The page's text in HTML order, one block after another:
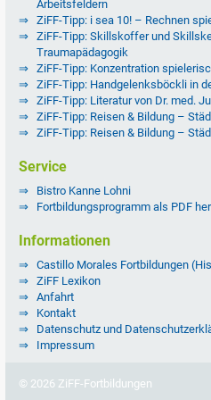
Arbeitsfeldern
ZiFF-Tipp: i sea 10! – Rechnen
ZiFF-Tipp: Skillskoffer und
Traumapädagogik
ZiFF-Tipp: Konzentration
ZiFF-Tipp: Handgelenksböckli in
ZiFF-Tipp: Literatur von Dr. med.
ZiFF-Tipp: Reisen & Bildung –
ZiFF-Tipp: Reisen & Bildung –
Service
Bistro Kanne Lohni
Fortbildungsprogramm als PDF
Informationen
Castillo Morales Fortbildungen
ZiFF Lexikon
Anfahrt
Kontakt
Datenschutz und
Impressum
© 2026 ZiFF-Fortbildungen